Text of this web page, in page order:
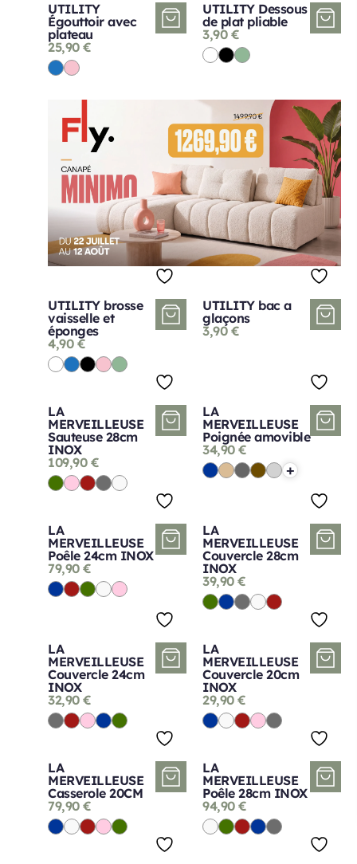
UTILITY
Égouttoir avec
plateau
25,90 €
UTILITY Dessous
de plat pliable
3,90 €
UTILITY brosse
vaisselle et
éponges
4,90 €
UTILITY bac a
glaçons
3,90 €
LA
MERVEILLEUSE
Sauteuse 28cm
INOX
109,90 €
LA
MERVEILLEUSE
Poignée amovible
34,90 €
+
LA
MERVEILLEUSE
Poêle 24cm INOX
79,90 €
LA
MERVEILLEUSE
Couvercle 28cm
INOX
39,90 €
LA
MERVEILLEUSE
Couvercle 24cm
INOX
32,90 €
LA
MERVEILLEUSE
Couvercle 20cm
INOX
29,90 €
LA
MERVEILLEUSE
Casserole 20CM
79,90 €
LA
MERVEILLEUSE
Poêle 28cm INOX
94,90 €